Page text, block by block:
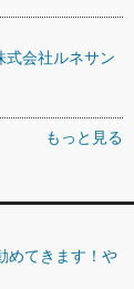
会社ルネサン
もっと見る
めてきます！や